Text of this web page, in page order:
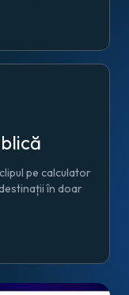
pe calculator
în doar